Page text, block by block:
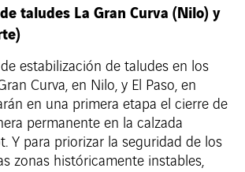
taludes La Gran Curva (Nilo) y
estabilización de taludes en los
Curva, en Nilo, y El Paso, en
en una primera etapa el cierre de
permanente en la calzada
Y para priorizar la seguridad de los
zonas históricamente instables,